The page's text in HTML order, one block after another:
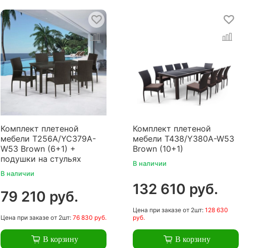
Комплект плетеной
мебели T256A/YC379A-
W53 Brown (6+1) +
подушки на стульях
В наличии
79 210 руб.
Цена при заказеот 2шт: 76 830 руб.
В корзину
Комплект плетеной
мебели T438/Y380A-W53
Brown (10+1)
В наличии
132 610 руб.
Цена при заказеот 2шт: 128 630
руб.
В корзину